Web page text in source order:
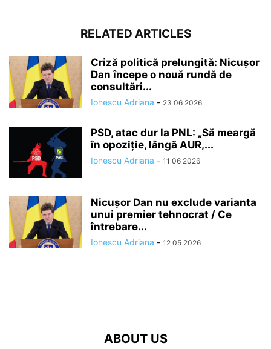
RELATED ARTICLES
Criză politică prelungită: Nicușor
Dan începe o nouă rundă de
consultări...
Ionescu Adriana - 23 06 2026
PSD, atac dur la PNL: „Să meargă
în opoziție, lângă AUR,...
Ionescu Adriana - 11 06 2026
Nicușor Dan nu exclude varianta
unui premier tehnocrat / Ce
întrebare...
Ionescu Adriana - 12 05 2026
ABOUT US